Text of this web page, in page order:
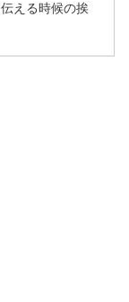
える時候の挨